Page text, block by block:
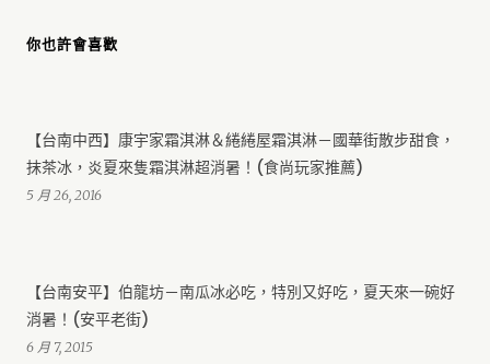
你也許會喜歡
【台南中西】康宇家霜淇淋＆綣綣屋霜淇淋－國華街散步甜食，
抹茶冰，炎夏來隻霜淇淋超消暑！(食尚玩家推薦)
5 月 26, 2016
【台南安平】伯龍坊－南瓜冰必吃，特別又好吃，夏天來一碗好
消暑！(安平老街)
6 月 7, 2015